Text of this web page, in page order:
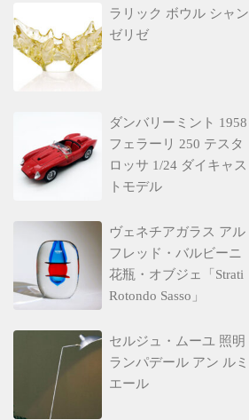
ラリック ボウル シャン
ゼリゼ
ダンバリーミント 1958
フェラーリ 250 テスタ
ロッサ 1/24 ダイキャス
トモデル
ヴェネチアガラス アル
フレッド・バルビーニ
花瓶・オブジェ「Strati
Rotondo Sasso」
セルジュ・ムーユ 照明
ランパデール アン ルミ
エール